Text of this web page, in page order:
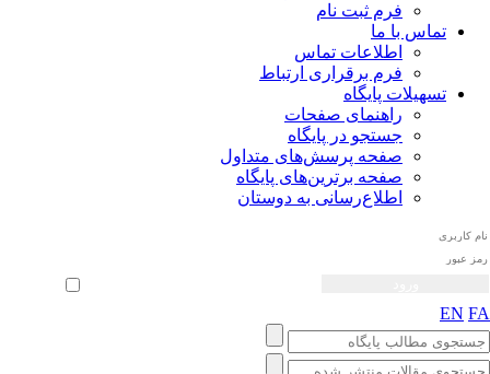
فرم ثبت نام
تماس با ما
اطلاعات تماس
فرم برقراری ارتباط
تسهیلات پایگاه
راهنمای صفحات
جستجو در پایگاه
صفحه پرسش‌های متداول
صفحه برترین‌های پایگاه
اطلاع‌رسانی به دوستان
ورود خودکار
EN